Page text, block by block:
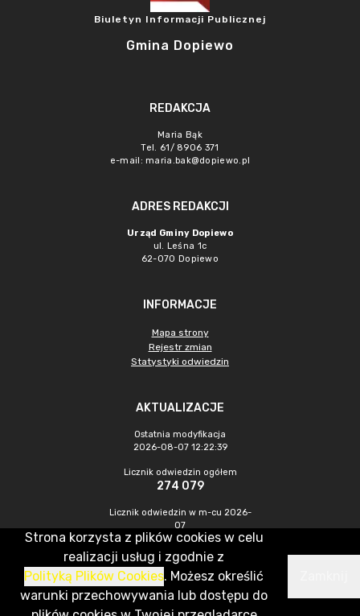
Biuletyn Informacji Publicznej
Gmina Dopiewo
REDAKCJA
Maria Bąk
Tel. 61/ 8906 371
e-mail: maria.bak@dopiewo.pl
ADRES REDAKCJI
Urząd Gminy Dopiewo
ul. Leśna 1c
62-070 Dopiewo
INFORMACJE
Mapa strony
Rejestr zmian
Statystyki odwiedzin
AKTUALIZACJE
Ostatnia modyfikacja
2026-08-07 12:22:39
Licznik odwiedzin ogółem
274 079
Licznik odwiedzin w m-cu 2026-
07
868
CMS & Hosting: Nefeni Sp. z o.o.
Strona korzysta z plików cookies w celu
realizacji usług i zgodnie z
Polityką Plików Cookies. Możesz określić
warunki przechowywania lub dostępu do